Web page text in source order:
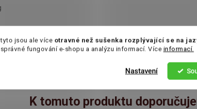
jsou ale více otravné než sušenka rozplývající se na
fungování e-shopu a analýzu informací. Více informací.
Nastavení
republika
K tomuto produktu